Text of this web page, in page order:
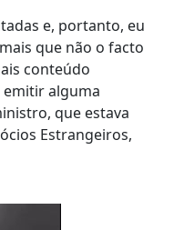
e, portanto, eu
que não o facto
conteúdo
alguma
que estava
Estrangeiros,